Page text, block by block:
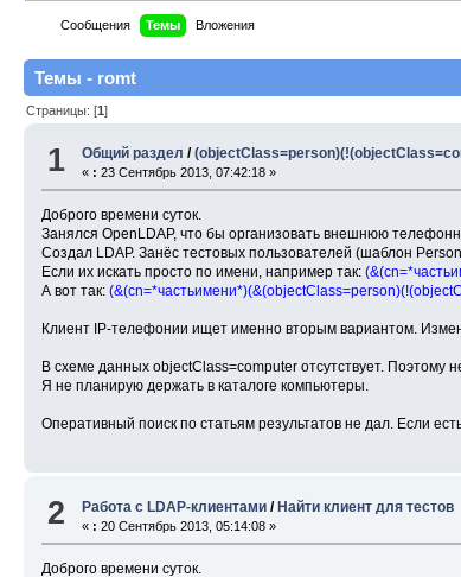
Сообщения Темы Вложения
Темы - romt
Страницы: [1]
1 Общий раздел /
« : 23 Сентябрь 2013, 07:42:18 »
Доброго времени суток.
Занялся OpenLDAP, что бы организовать внешнюю
Создал LDAP. Занёс тестовых пользователей (шаблон
Если их искать просто по имени, например так:
А вот так:
Клиент IP-телефонии ищет именно вторым вариантом.
В схеме данных objectClass=computer отсутствует. Поэтому
Я не планирую держать в каталоге компьютеры.
Оперативный поиск по статьям результатов не дал. Если
2 Работа с LDAP-клиентами /Найти клиент для тестов
« : 20 Сентябрь 2013, 05:14:08 »
Доброго времени суток.